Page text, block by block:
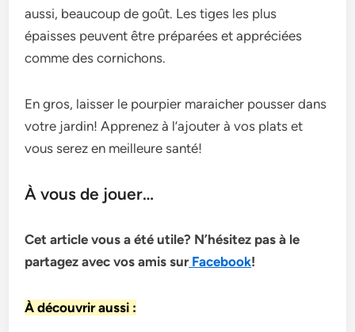
aussi, beaucoup de goût. Les tiges les plus
épaisses peuvent être préparées et appréciées
comme des cornichons.
En gros, laisser le pourpier maraicher pousser dans
votre jardin! Apprenez à l’ajouter à vos plats et
vous serez en meilleure santé!
À vous de jouer…
Cet article vous a été utile? N’hésitez pas à le
partagez avec vos amis surFacebook!
À découvrir aussi :